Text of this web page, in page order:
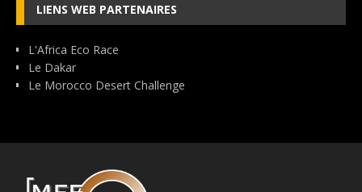
LIENS WEB PARTENAIRES
L'Africa Eco Race
Le Dakar
Le Morocco Desert Challenge